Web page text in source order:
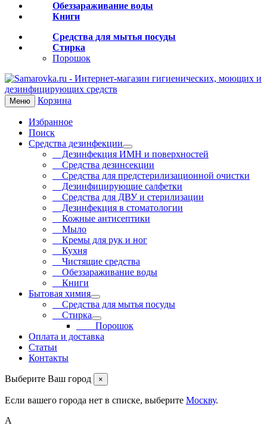
Обеззараживание воды
Книги
Средства для мытья посуды
Стирка
Порошок
Меню Корзина
Избранное
Поиск
Средства дезинфекции
Дезинфекция ИМН и поверхностей
Средства дезинсекции
Средства для предстерилизационной очистки
Дезинфицирующие салфетки
Средства для ДВУ и cтерилизации
Дезинфекция в стоматологии
Кожные антисептики
Мыло
Кремы для рук и ног
Кухня
Чистящие средства
Обеззараживание воды
Книги
Бытовая химия
Средства для мытья посуды
Стирка
Порошок
Оплата и доставка
Статьи
Контакты
Выберите Ваш город ×
Если вашего города нет в списке, выберите Москву.
А